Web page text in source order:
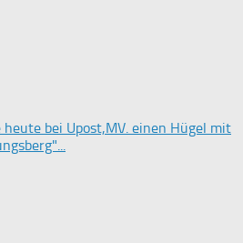
bei Upost,MV. einen Hügel mit